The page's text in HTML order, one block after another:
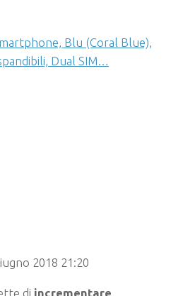
Blu (Coral Blue),
Dual SIM…
2018 21:20
di incrementare